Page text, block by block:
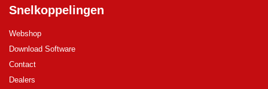
Snelkoppelingen
Webshop
Download Software
Contact
Dealers